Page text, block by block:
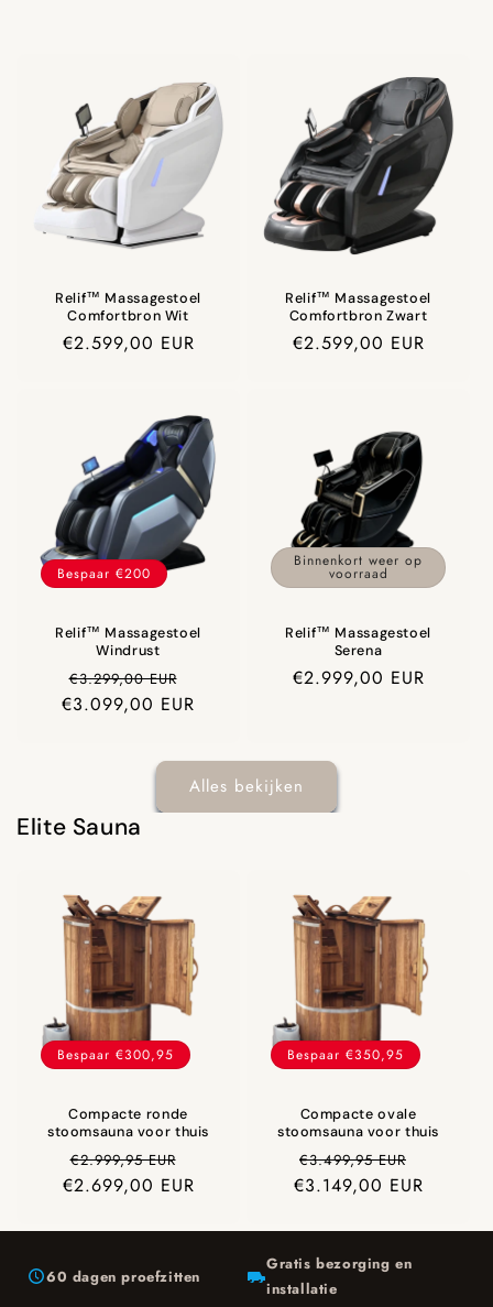
Ontvang jouw €75 korting direct in je
Nog 23 codes, daarna weg
Door je aan te melden ga je akkoord met het ontvangen van marketing e
Binnen48 uurgeleverd - garantie -60 dagen proefzitten
Relif™ Massagestoel
Comfortbron Wit
Prijs
€2.599,00 EUR
Relif™ Massagestoel
Comfortbron Zwart
Prijs
€2.599,00 EUR
Bespaar €200
Relif™ Massagestoel
Windrust
Prijs
€3.299,00 EUR
Aanbiedingsprijs
€3.099,00 EUR
Binnenkort weer op
voorraad
Relif™ Massagestoel
Serena
Prijs
€2.999,00 EUR
Alles bekijken
Elite Sauna
Bespaar €300,95
Compacte ronde
stoomsauna voor thuis
Prijs
€2.999,95 EUR
Aanbiedingsprijs
€2.699,00 EUR
Bespaar €350,95
Compacte ovale
stoomsauna voor thuis
Prijs
€3.499,95 EUR
€3.149,00 EUR
60 dagen proefzitten
Gratis bezorging en
installatie